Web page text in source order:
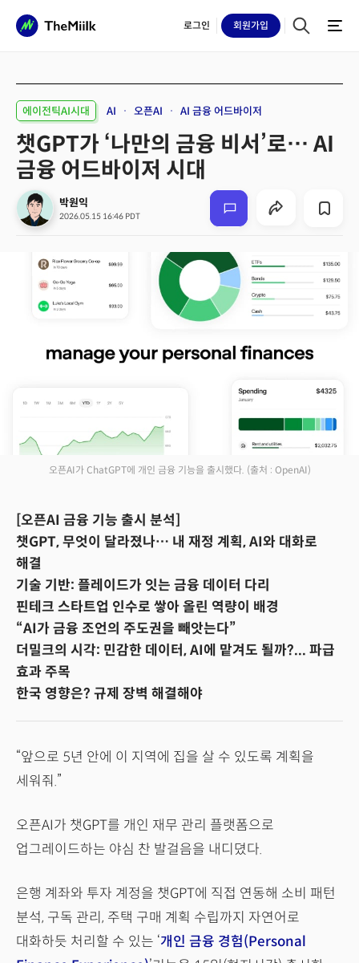
로그인 회원가입
에이전틱AI시대 AI 오픈AI AI 금융 어드바이저
챗GPT가 ‘나만의 금융 비서’로… AI
금융 어드바이저 시대
박원익
2026.05.15 16:46 PDT
오픈AI가 ChatGPT에 개인 금융 기능을 출시했다. (출처 : OpenAI)
[오픈AI 금융 기능 출시 분석]
챗GPT, 무엇이 달라졌나… 내 재정 계획, AI와 대화로
해결
기술 기반: 플레이드가 잇는 금융 데이터 다리
핀테크 스타트업 인수로 쌓아 올린 역량이 배경
“AI가 금융 조언의 주도권을 빼앗는다”
더밀크의 시각: 민감한 데이터, AI에 맡겨도 될까?... 파급
효과 주목
한국 영향은? 규제 장벽 해결해야
“앞으로 5년 안에 이 지역에 집을 살 수 있도록 계획을
세워줘.”
오픈AI가 챗GPT를 개인 재무 관리 플랫폼으로
업그레이드하는 야심 찬 발걸음을 내디뎠다.
은행 계좌와 투자 계정을 챗GPT에 직접 연동해 소비 패턴
분석, 구독 관리, 주택 구매 계획 수립까지 자연어로
대화하듯 처리할 수 있는 ‘개인 금융 경험(Personal